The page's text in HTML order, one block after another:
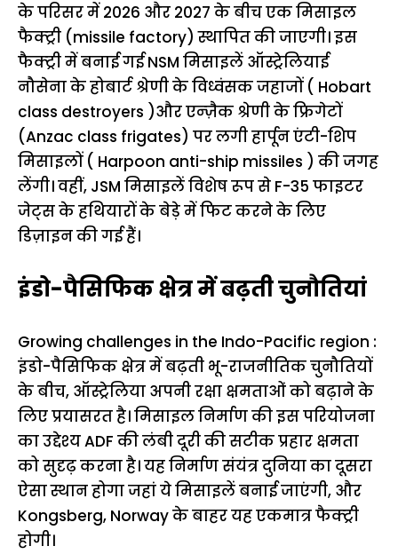
के परिसर में 2026 और 2027 के बीच एक मिसाइल
फैक्ट्री (missile factory) स्थापित की जाएगी। इस
फैक्ट्री में बनाई गई NSM मिसाइलें ऑस्ट्रेलियाई
नौसेना के होबार्ट श्रेणी के विध्वंसक जहाजों ( Hobart
class destroyers )और एन्ज़ैक श्रेणी के फ्रिगेटों
(Anzac class frigates) पर लगी हार्पून एंटी-शिप
मिसाइलों ( Harpoon anti-ship missiles ) की जगह
लेंगी। वहीं, JSM मिसाइलें विशेष रूप से F-35 फाइटर
जेट्स के हथियारों के बेड़े में फिट करने के लिए
डिज़ाइन की गई हैं।
इंडो-पैसिफिक क्षेत्र में बढ़ती चुनौतियां
Growing challenges in the Indo-Pacific region :
इंडो-पैसिफिक क्षेत्र में बढ़ती भू-राजनीतिक चुनौतियों
के बीच, ऑस्ट्रेलिया अपनी रक्षा क्षमताओं को बढ़ाने के
लिए प्रयासरत है। मिसाइल निर्माण की इस परियोजना
का उद्देश्य ADF की लंबी दूरी की सटीक प्रहार क्षमता
को सुदृढ़ करना है। यह निर्माण संयंत्र दुनिया का दूसरा
ऐसा स्थान होगा जहां ये मिसाइलें बनाई जाएंगी, और
Kongsberg, Norway के बाहर यह एकमात्र फैक्ट्री
होगी।